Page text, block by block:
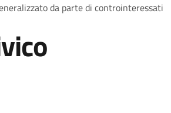
da parte di controinteressati